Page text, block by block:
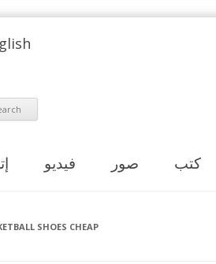
فيديو صور كتب
SHOES CHEAP